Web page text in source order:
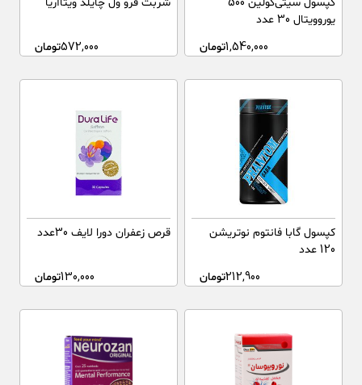
یوروویتال 30 عدد
1,540,000تومان 572,000تومان
کپسول گابا فانتوم نوتریشن
120 عدد
212,900تومان
قرص زعفران دورا لایف 30عدد
130,000تومان